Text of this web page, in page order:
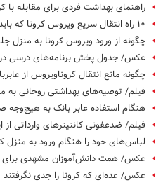
راهنمای بهداشت فردی برای مقابله با
۱۰ راه انتقال سریع ویروس کرونا که باید مراقب آن‌ها باشید
چگونه از ورود ویروس کرونا به منزل
عکس/ جدول پخش برنامه‌های درسی
چگونه مانع انتقال کروناویروس از
فیلم/ توصیه‌های بهداشتی روحانی به
هنگام استفاده عابر بانک به هیچ‌وجه
فیلم/ ضدعفونی کانتینرهای وارداتی از
لباس‌های خود را هنگام ورود به منزل
عکس/ همت دانش‌آموزان مشهدی برای
عکس/ عده‌ای که کرونا را جدی نگرفتند